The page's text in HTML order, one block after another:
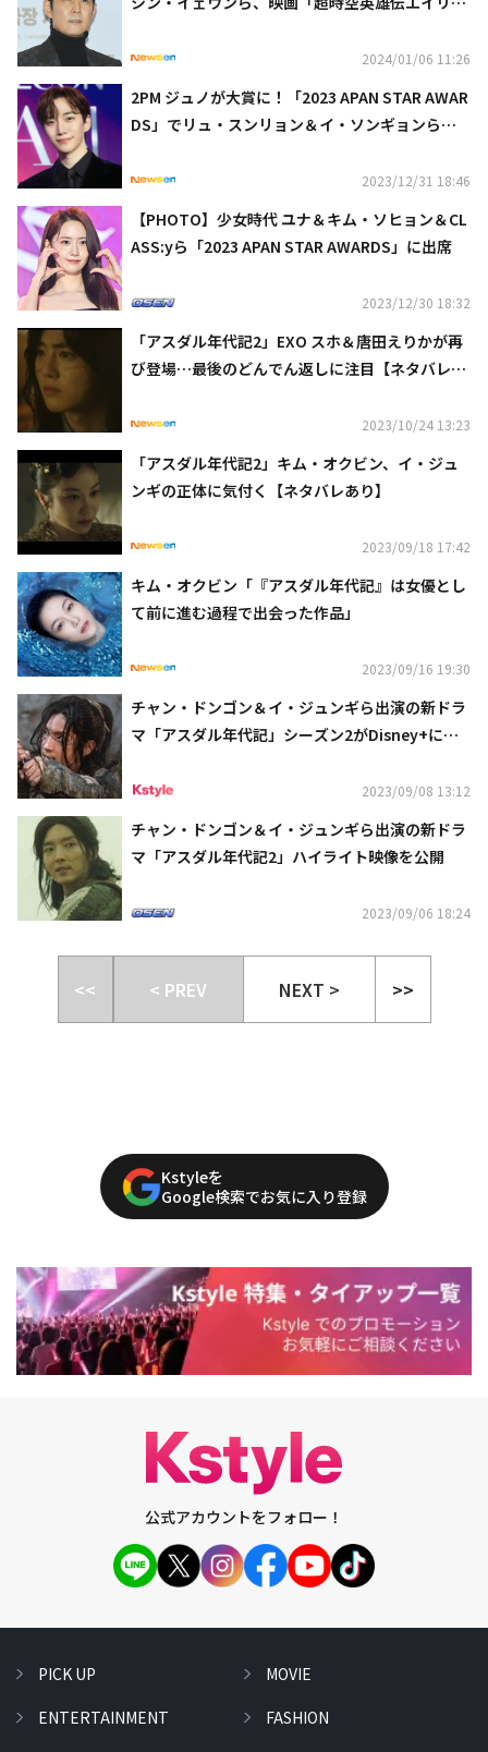
2024/01/06 11:26
2PM ジュノが大賞に！「2023 APAN STAR AWAR
DS」でリュ・スンリョン＆イ・ソンギョンらも
2023/12/31 18:46
【PHOTO】少女時代 ユナ＆キム・ソヒョン＆CL
ASS:yら「2023 APAN STAR AWARDS」に出席
2023/12/30 18:32
「アスダル年代記2」EXO スホ＆唐田えりかが再
び登場…最後のどんでん返しに注目【ネタバレあ
2023/10/24 13:23
「アスダル年代記2」キム・オクビン、イ・ジュ
ンギの正体に気付く【ネタバレあり】
2023/09/18 17:42
キム・オクビン「『アスダル年代記』は女優とし
て前に進む過程で出会った作品」
2023/09/16 19:30
チャン・ドンゴン＆イ・ジュンギら出演の新ドラ
マ「アスダル年代記」シーズン2がDisney+にて9
2023/09/08 13:12
チャン・ドンゴン＆イ・ジュンギら出演の新ドラ
マ「アスダル年代記2」ハイライト映像を公開
2023/09/06 18:24
<< < PREV NEXT > >>
Kstyleを
Google検索でお気に入り登録
公式アカウントをフォロー！
PICK UP
ENTERTAINMENT
MOVIE
FASHION